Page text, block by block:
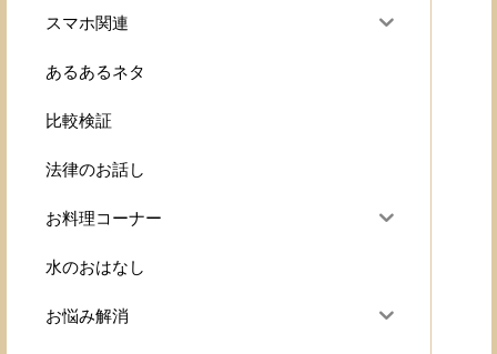
スマホ関連
あるあるネタ
比較検証
法律のお話し
お料理コーナー
水のおはなし
お悩み解消